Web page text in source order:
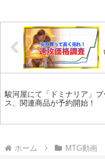
駿河屋にて「ドミナリア」ブ
ス、関連商品が予約開始！
ホーム MTG動画